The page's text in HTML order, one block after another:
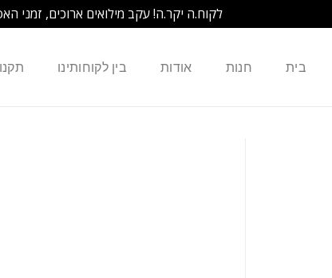
לקוח.ה יקר.ה! עקב מילואים ארוכים, זמני
בית חנות אודות בין לקוחותינו